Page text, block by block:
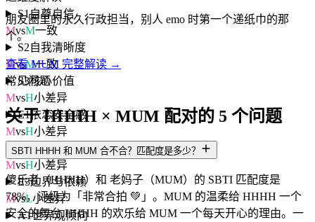
S1自尊自信
MvsM一致
S2自我清晰度
MvsM一致
S3核心价值
MvsH小差异
E1依恋安全感
MvsH小差异
E2情感投入度
MvsH小差异
E3边界与依赖
MvsL小差异
A1世界观倾向
朋友圈里的永久行政担当，别人 emo 时第一个递纸巾的那
个。
查看 MUM 完整解读 →
常见问题
关于 HHHH × MUM 配对的 5 个问题
SBTI HHHH 和 MUM 合不合？匹配度是多少？
傻乐者（HHHH）和 老妈子（MUM）的 SBTI 匹配度是
78%，评级为「非常合拍 💚」。MUM 的温柔给 HHHH 一个
安全的舞台,HHHH 的欢乐给 MUM 一个每天开心的理由。一